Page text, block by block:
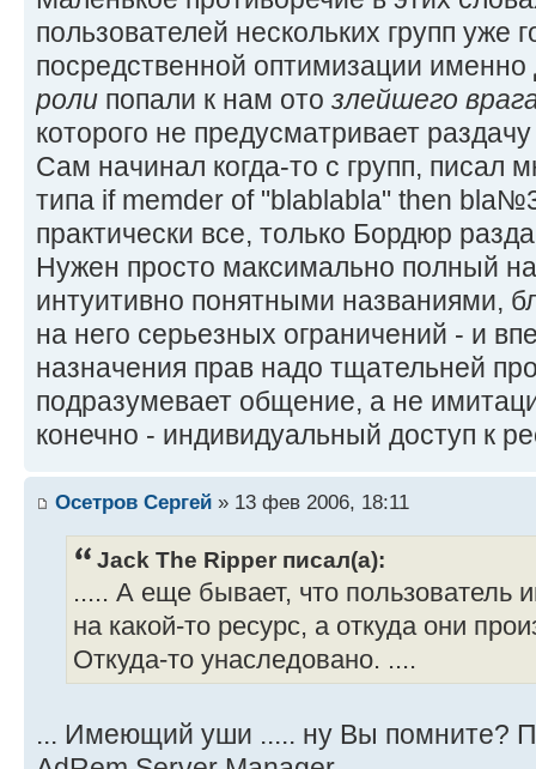
пользователей нескольких групп уже
посредственной оптимизации
роли попали к нам ото злейшего
которого не предусматривает
Сам начинал когда-то с групп, писал
типа if memder of "blablabla" then
практически все, только Бордюр
Нужен просто максимально полный
интуитивно понятными названиями,
на него серьезных ограничений - и
назначения прав надо тщательней
подразумевает общение, а не
конечно - индивидуальный доступ к
Осетров Сергей » 13 фев 2006, 18:11
Jack The Ripper писал(а):
..... А еще бывает, что пользователь
на какой-то ресурс, а откуда они
Откуда-то унаследовано. ....
... Имеющий уши ..... ну Вы помните?